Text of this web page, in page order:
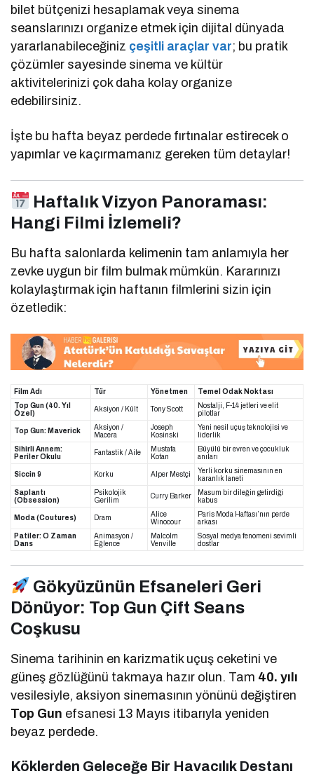
bilet bütçenizi hesaplamak veya sinema
seanslarınızı organize etmek için dijital dünyada
yararlanabileceğiniz çeşitli araçlar var; bu pratik
çözümler sayesinde sinema ve kültür
aktivitelerinizi çok daha kolay organize
edebilirsiniz.
İşte bu hafta beyaz perdede fırtınalar estirecek o
yapımlar ve kaçırmamanız gereken tüm detaylar!
Haftalık Vizyon Panoraması:
Hangi Filmi İzlemeli?
Bu hafta salonlarda kelimenin tam anlamıyla her
zevke uygun bir film bulmak mümkün. Kararınızı
kolaylaştırmak için haftanın filmlerini sizin için
özetledik:
Film Adı Tür Yönetmen
Temel Odak Noktası
Top Gun (40. Yıl
Özel)
Aksiyon / Kült Tony Scott
Nostalji, F-14 jetleri ve elit
pilotlar
Top Gun: Maverick
Aksiyon /
Macera
Joseph
Kosinski
Yeni nesil uçuş teknolojisi ve
liderlik
Sihirli Annem:
Periler Okulu
Fantastik / Aile
Mustafa
Kotan
Büyülü bir evren ve çocukluk
anıları
Siccin 9 Korku Alper Mestçi
Yerli korku sinemasının en
karanlık laneti
Saplantı
(Obsession)
Psikolojik
Gerilim
Curry Barker
Masum bir dileğin getirdiği
kabus
Moda (Coutures) Dram
Alice
Winocour
Paris Moda Haftası’nın perde
arkası
Patiler: O Zaman
Dans
Animasyon /
Eğlence
Malcolm
Venville
Sosyal medya fenomeni sevimli
dostlar
Gökyüzünün Efsaneleri Geri
Dönüyor: Top Gun Çift Seans
Coşkusu
Sinema tarihinin en karizmatik uçuş ceketini ve
güneş gözlüğünü takmaya hazır olun. Tam 40. yılı
vesilesiyle, aksiyon sinemasının yönünü değiştiren
Top Gun efsanesi 13 Mayıs itibarıyla yeniden
beyaz perdede.
Köklerden Geleceğe Bir Havacılık Destanı